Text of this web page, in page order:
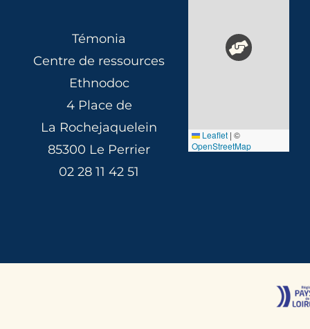
Témonia
Centre de ressources
Ethnodoc
4 Place de
La Rochejaquelein
85300 Le Perrier
02 28 11 42 51
Leaflet | ©
OpenStreetMap